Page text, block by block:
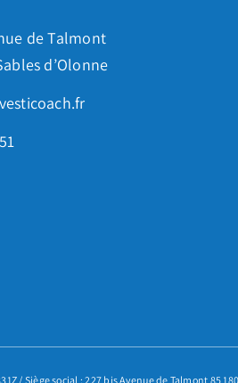
de Talmont
d’Olonne
/ Siège social : 227 bis Avenue de Talmont 85